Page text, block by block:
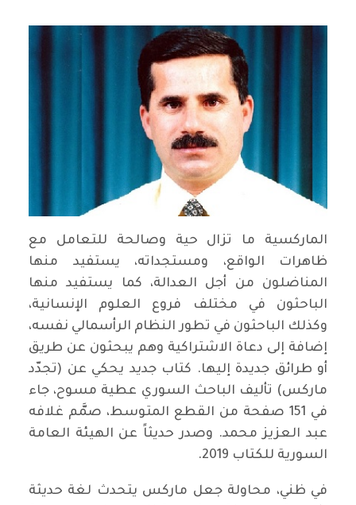
الماركسية ما تزال حية وصالحة للتعامل مع
ظاهرات الواقع، ومستجداته، يستفيد منها
المناضلون من أجل العدالة، كما يستفيد منها
الباحثون في مختلف فروع العلوم الإنسانية،
وكذلك الباحثون في تطور النظام الرأسمالي نفسه،
إضافة إلى دعاة الاشتراكية وهم يبحثون عن طريق
أو طرائق جديدة إليها. كتاب جديد يحكي عن (تجدّد
ماركس) تأليف الباحث السوري عطية مسوح، جاء
في 151 صفحة من القطع المتوسط، صمَّم غلافه
عبد العزيز محمد. وصدر حديثاً عن الهيئة العامة
السورية للكتاب 2019.
في ظني، محاولة جعل ماركس يتحدث لغة حديثة